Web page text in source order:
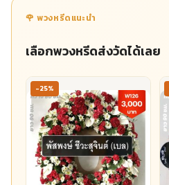
🌹 พวงหรีดแนะนำ
เลือกพวงหรีดส่งวัดได้เลย
-25%